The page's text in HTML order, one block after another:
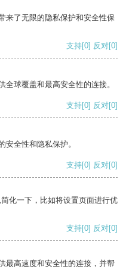
来了无限的隐私保护和安全性保
支持[0] 反对[0]
球覆盖和最高安全性的连接。
支持[0] 反对[0]
全性和隐私保护。
支持[0] 反对[0]
化一下，比如将设置页面进行优
支持[0] 反对[0]
最高速度和安全性的连接，并帮